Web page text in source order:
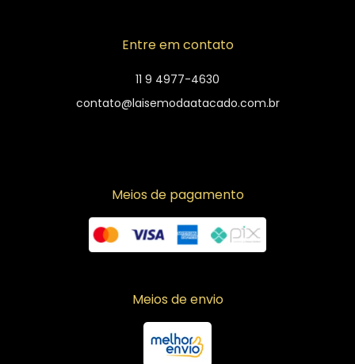
Entre em contato
11 9 4977-4630
contato@laisemodaatacado.com.br
Meios de pagamento
Meios de envio